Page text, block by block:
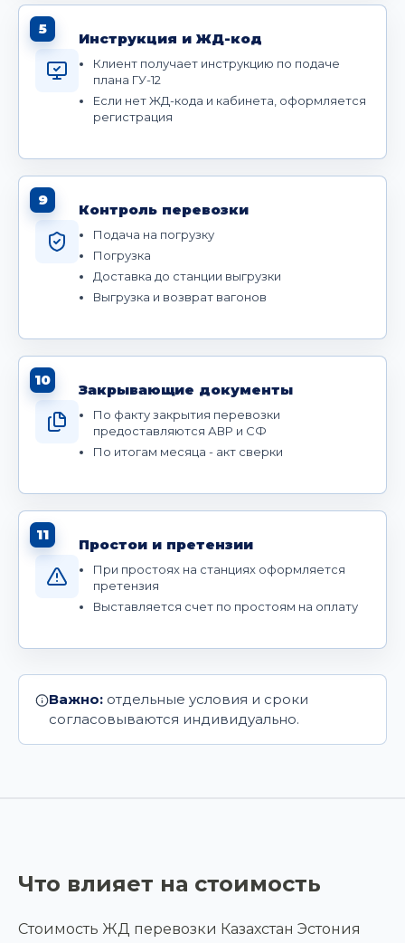
5
Инструкция и ЖД-код
Клиент получает инструкцию по подаче
плана ГУ-12
Если нет ЖД-кода и кабинета, оформляется
регистрация
9
Контроль перевозки
Подача на погрузку
Погрузка
Доставка до станции выгрузки
Выгрузка и возврат вагонов
10
Закрывающие документы
По факту закрытия перевозки
предоставляются АВР и СФ
По итогам месяца - акт сверки
11
Простои и претензии
При простоях на станциях оформляется
претензия
Выставляется счет по простоям на оплату
Важно: отдельные условия и сроки
согласовываются индивидуально.
Что влияет на стоимость
Стоимость ЖД перевозки Казахстан Эстония